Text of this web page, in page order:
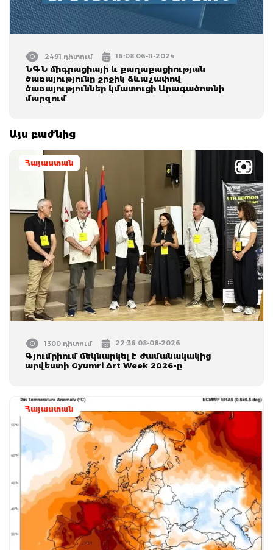
2491 դիտում 16:08 06-11-2024
ՆԳՆ միգրացիայի և քաղաքացիության
ծառայությունը շրջիկ ձևաչափով
ծառայություններ կմատուցի Արագածոտնի
մարզում
Այս բաժնից
Հայաստան
1300 դիտում 22:36 08-08-2026
Գյումրիում մեկնարկել է ժամանակակից
արվեստի Gyumri Art Week 2026-ը
Հայաստան